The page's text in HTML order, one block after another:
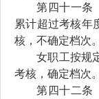
第四十一条
累计超过考核年
核，不确定档次。
女职工按规
考核，确定档次。
第四十二条